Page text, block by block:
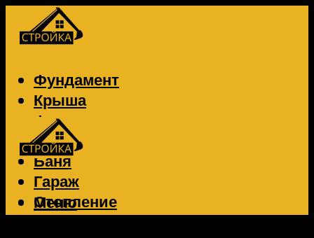
Фундамент
Крыша
Фасад
Забор
Баня
Гараж
Отопление
Вентиляция
Меню